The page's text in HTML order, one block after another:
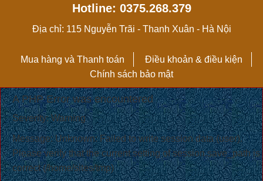
Hotline: 0375.268.379
Địa chỉ: 115 Nguyễn Trãi - Thanh Xuân - Hà Nội
Mua hàng và Thanh toán
Điều khoản & điều kiện
Chính sách bảo mật
A PHP Error was encountered
Severity: Warning
Message: Unknown: Failed to write session data (user).
Please verify that the current setting of session.save_path is
correct (/home/sites/tmp)